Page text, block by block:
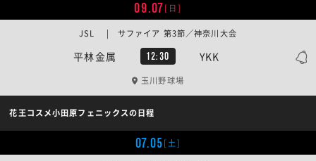
09.07[日]
平林金属 12:30 YKK
JSL | サファイア 第3節／神奈川大会
玉川野球場
花王コスメ小田原フェニックスの日程
07.05[土]